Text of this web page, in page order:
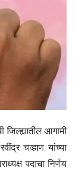
जिल्ह्यातील आगामी
चव्हाण यांच्या
पदाचा निर्णय